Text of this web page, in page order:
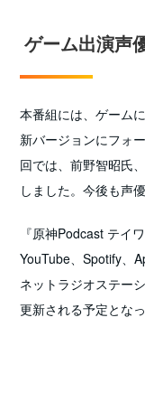
ゲーム出演声
本番組には、ゲーム
新バージョンにフォ
回では、前野智昭氏
しました。今後も声
『原神Podcast テイ
YouTube、Spotify、
ネットラジオステー
更新される予定となっ